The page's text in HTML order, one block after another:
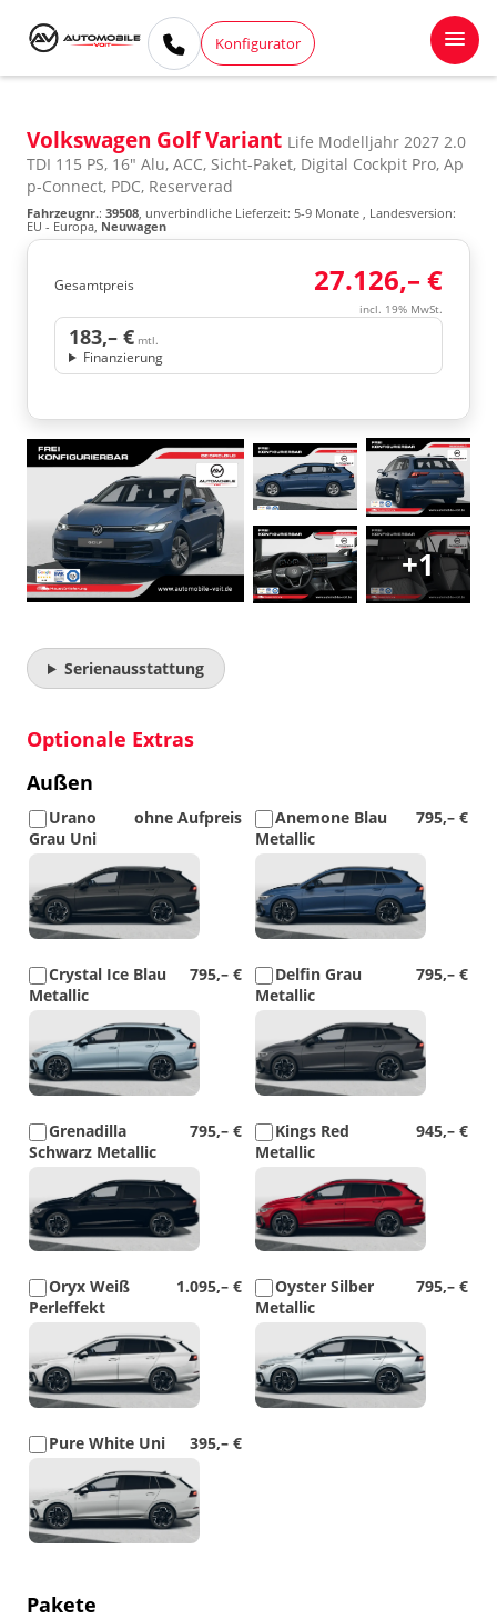
Konfigurator
Volkswagen Golf Variant Life Modelljahr 2027 2.0
TDI 115 PS, 16" Alu, ACC, Sicht-Paket, Digital Cockpit Pro, Ap
p-Connect, PDC, Reserverad
Fahrzeugnr.: 39508, unverbindliche Lieferzeit: 5-9 Monate , Landesversion:
EU - Europa, Neuwagen
Gesamtpreis 27.126,– €
incl. 19% MwSt.
183,– € mtl.
Finanzierung
+1
Serienausstattung
Optionale Extras
Pakete
Außen
ohne Aufpreis
Urano
Grau Uni
795,– €
Anemone Blau
Metallic
795,– €
Crystal Ice Blau
Metallic
795,– €
Delfin Grau
Metallic
795,– €
Grenadilla
Schwarz Metallic
945,– €
Kings Red
Metallic
1.095,– €
Oryx Weiß
Perleffekt
795,– €
Oyster Silber
Metallic
395,– €
Pure White Uni